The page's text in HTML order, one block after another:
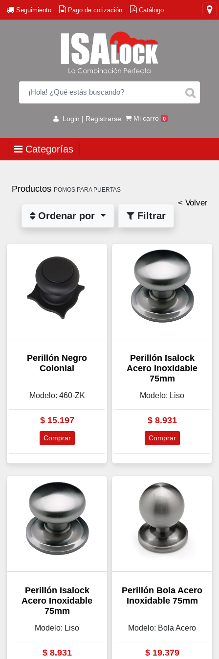
Seguimiento Pago de cotización Catálogo
Login | Registrarse Mi carro 0
Categorías
Productos POMOS PARA PUERTAS
< Volver
Ordenar por Filtrar
Perillón Negro
Colonial
Modelo: 460-ZK
$15.197
Comprar
Perillón Isalock
Acero Inoxidable
75mm
Modelo: Liso
$8.931
Comprar
Perillón Isalock
Acero Inoxidable
75mm
Modelo: Liso
$8.931
Perillón Bola Acero
Inoxidable 75mm
Modelo: Bola Acero
$19.379